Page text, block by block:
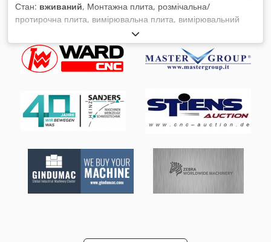
Стан: вживаний, Монтажна плита, розмічальна/
протирочна плита, вимірювальна плита, вимірювальний
стіл, зварювальний стіл, вирівнювальна плита - Ширина:
400 мм Credpfjchyxyox Aftsf - Довжина: 502 мм - Висота:
120 мм - Товщина плити: 28 мм - з опорними ребрами -
Вага: 50 кг